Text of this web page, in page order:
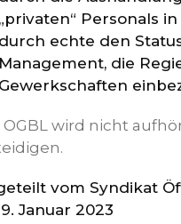
„privaten“ Personals
durch echte den
Management, die
Gewerkschaften
OGBL wird nicht
vom Syndikat
Januar 2023